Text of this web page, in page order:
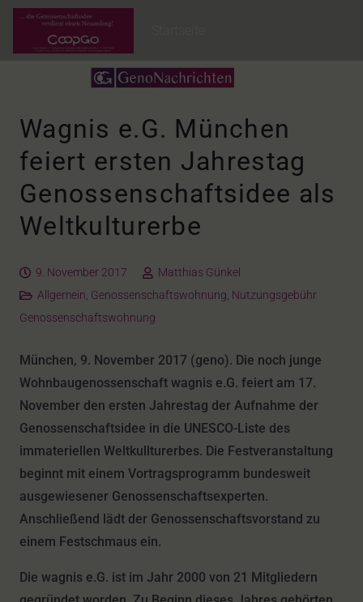
Wagnis e.G. München
feiert ersten Jahrestag
Genossenschaftsidee als
Weltkulturerbe
9. November 2017
Matthias Günkel
Allgemein, Genossenschaftswohnung, Nutzungsgebühr
Genossenschaftswohnung
München, 9. November 2017 (geno). Die noch junge
Wohnbaugenossenschaft wagnis e.G. feiert am 17.
November den ersten Jahrestag der Aufnahme der
Genossenschaftsidee in die UNESCO-Liste des
immateriellen Weltkullturerbes. Die Festveranstaltung
beginnt mit einem Vortragsprogramm bundesweit
ausgewiesener Genossenschaftsexperten.
Anschließend lädt der Genossenschaftsvorstand zu
einem Festschmaus ein.
Die wagnis e.G. ist im Jahr 2000 von 21 Mitgliedern